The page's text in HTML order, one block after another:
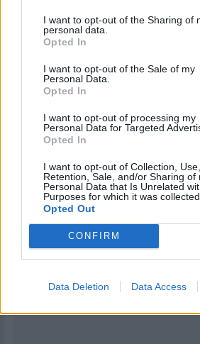
I want to opt-out of the Sharing of
personal data.
Opted In
I want to opt-out of the Sale of my
Personal Data.
Opted In
I want to opt-out of processing my
Personal Data for Targeted
Opted In
I want to opt-out of Collection, Use,
Retention, Sale, and/or Sharing of
Personal Data that Is Unrelated
Purposes for which it was collected.
Opted Out
CONFIRM
Data Deletion Data Access
του σατανά», είχε πει ο McBrain.
σκεφτήκαμε να κάνουμε πλάκα.
του Ιντί Αμίν, που έκαναν
μερικά ποτηράκια».
Ο δίσκος «Piece of Mind» έγινε
χρονιά και μέχρι το 1986, είχε
Iron Maiden δεν πτοήθηκαν από
οποίο δέχθηκαν και 35 χρόνια
είναι ένα από τα κορυφαία
πλανήτη.
ΔΙΑΦΗΜΙΣΗ